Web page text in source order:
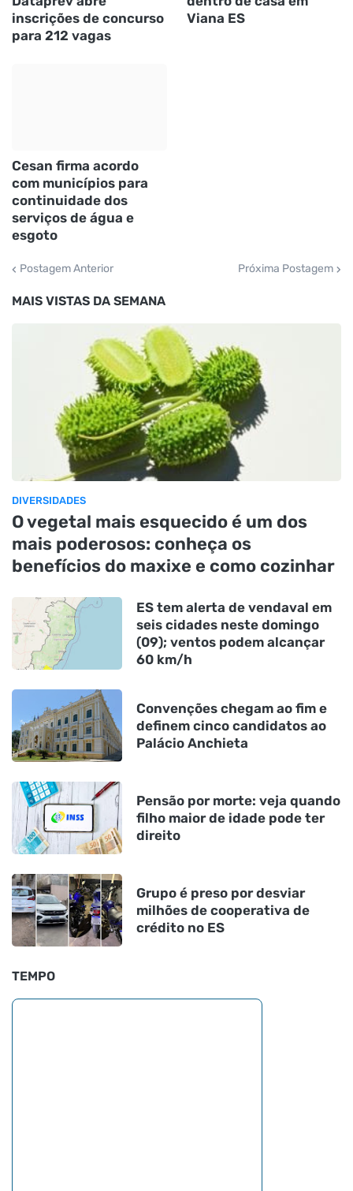
inscrições de concurso
para 212 vagas
Viana ES
Cesan firma acordo
com municípios para
continuidade dos
serviços de água e
esgoto
Postagem Anterior Próxima Postagem
MAIS VISTAS DA SEMANA
DIVERSIDADES
O vegetal mais esquecido é um dos
mais poderosos: conheça os
benefícios do maxixe e como cozinhar
ES tem alerta de vendaval em
seis cidades neste domingo
(09); ventos podem alcançar
60 km/h
Convenções chegam ao fim e
definem cinco candidatos ao
Palácio Anchieta
Pensão por morte: veja quando
filho maior de idade pode ter
direito
Grupo é preso por desviar
milhões de cooperativa de
crédito no ES
TEMPO